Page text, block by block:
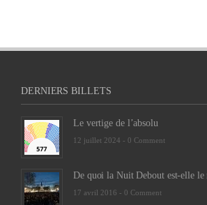
DERNIERS BILLETS
Le vertige de l’absolu
12 juillet 2024 - 0 Comment
De quoi la Nuit Debout est-elle le
17 avril 2016 - 0 Comment